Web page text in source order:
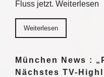
Fluss jetzt. Weiterlesen
Weiterlesen
München News :
Nächstes TV-